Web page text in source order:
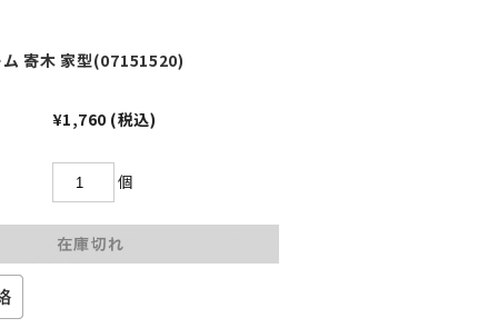
寄木 家型(07151520)
¥1,760 (税込)
個